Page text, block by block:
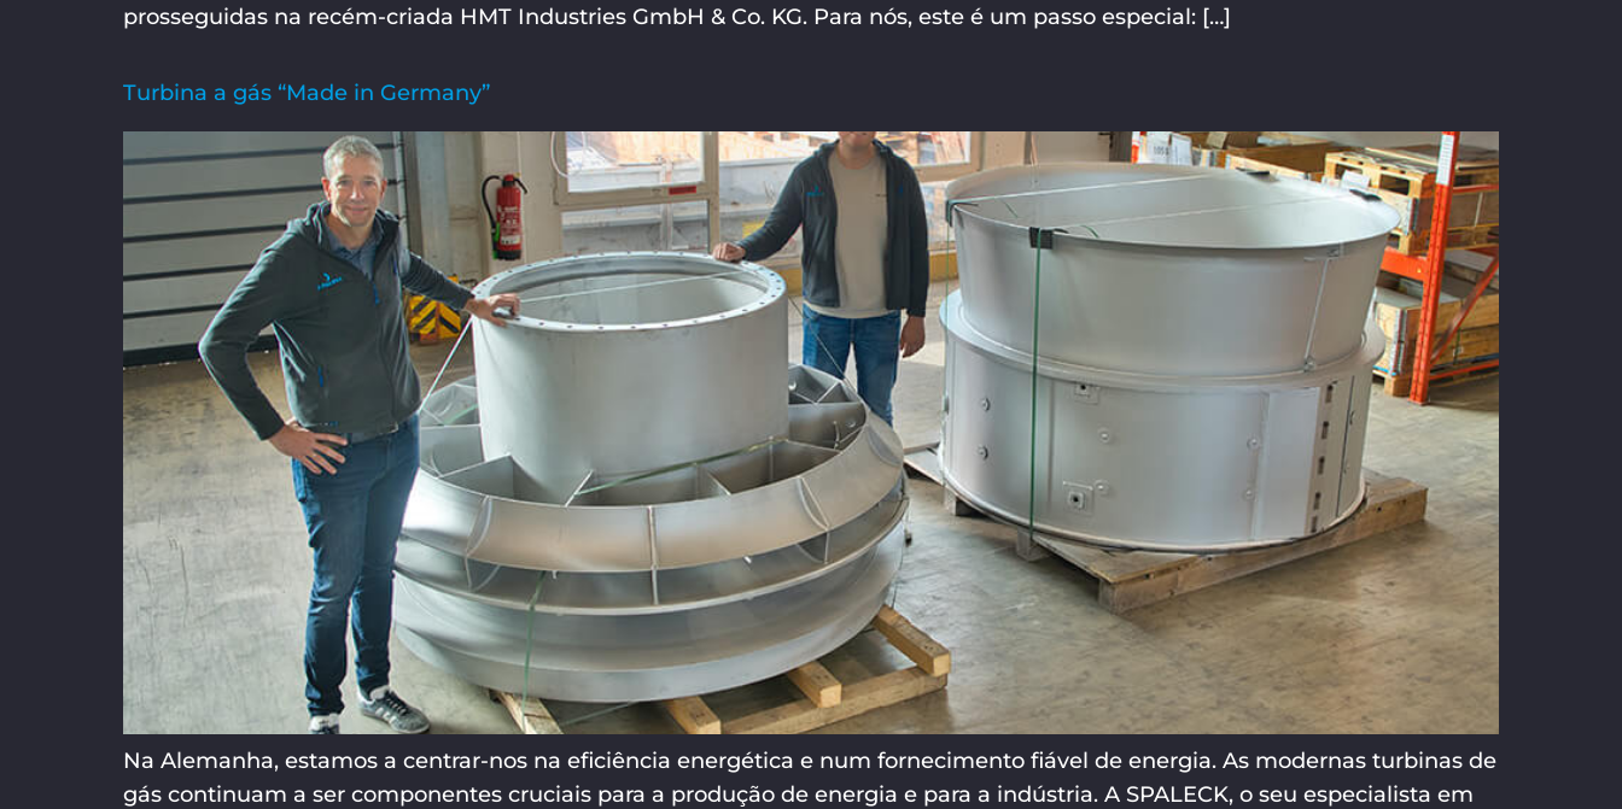
prosseguidas na recém-criada HMT Industries GmbH & Co. KG. Para nós, este é um passo especial: […]
Turbina a gás “Made in Germany”
Na Alemanha, estamos a centrar-nos na eficiência energética e num fornecimento fiável de energia. As modernas turbinas de
gás continuam a ser componentes cruciais para a produção de energia e para a indústria. A SPALECK, o seu especialista em